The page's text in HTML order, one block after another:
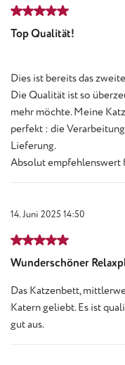
Bewertung mit 5 von 5
Top Qualität!
Dies ist bereits das
Die Qualität ist so
mehr möchte. Meine
perfekt : die
Lieferung.
Absolut empfehlenswert
14. Juni 2025 14:50
Bewertung mit 5 von 5
Wunderschöner
Das Katzenbett,
Katern geliebt. Es ist
gut aus.